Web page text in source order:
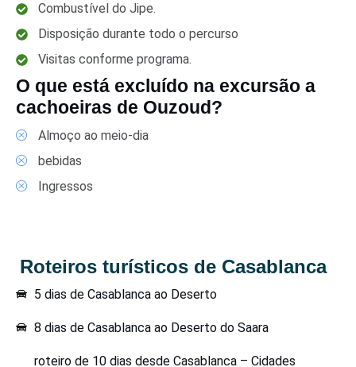
Combustível do Jipe.
Disposição durante todo o percurso
Visitas conforme programa.
O que está excluído na excursão a
cachoeiras de Ouzoud?
Almoço ao meio-dia
bebidas
Ingressos
Roteiros turísticos de Casablanca
5 dias de Casablanca ao Deserto
8 dias de Casablanca ao Deserto do Saara
roteiro de 10 dias desde Casablanca – Cidades